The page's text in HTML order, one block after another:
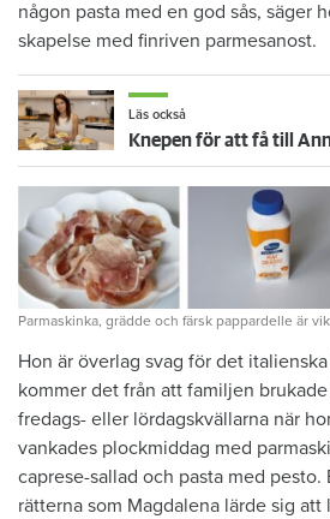
någon pasta med en god sås, säger
skapelse med finriven parmesanost.
Läs också
Parmaskinka, grädde och färsk pappardelle är
Hon är överlag svag för det
kommer det från att familjen
fredags- eller lördagskvällarna när
vankades plockmiddag med
caprese-sallad och pasta med pesto.
rätterna som Magdalena lärde sig